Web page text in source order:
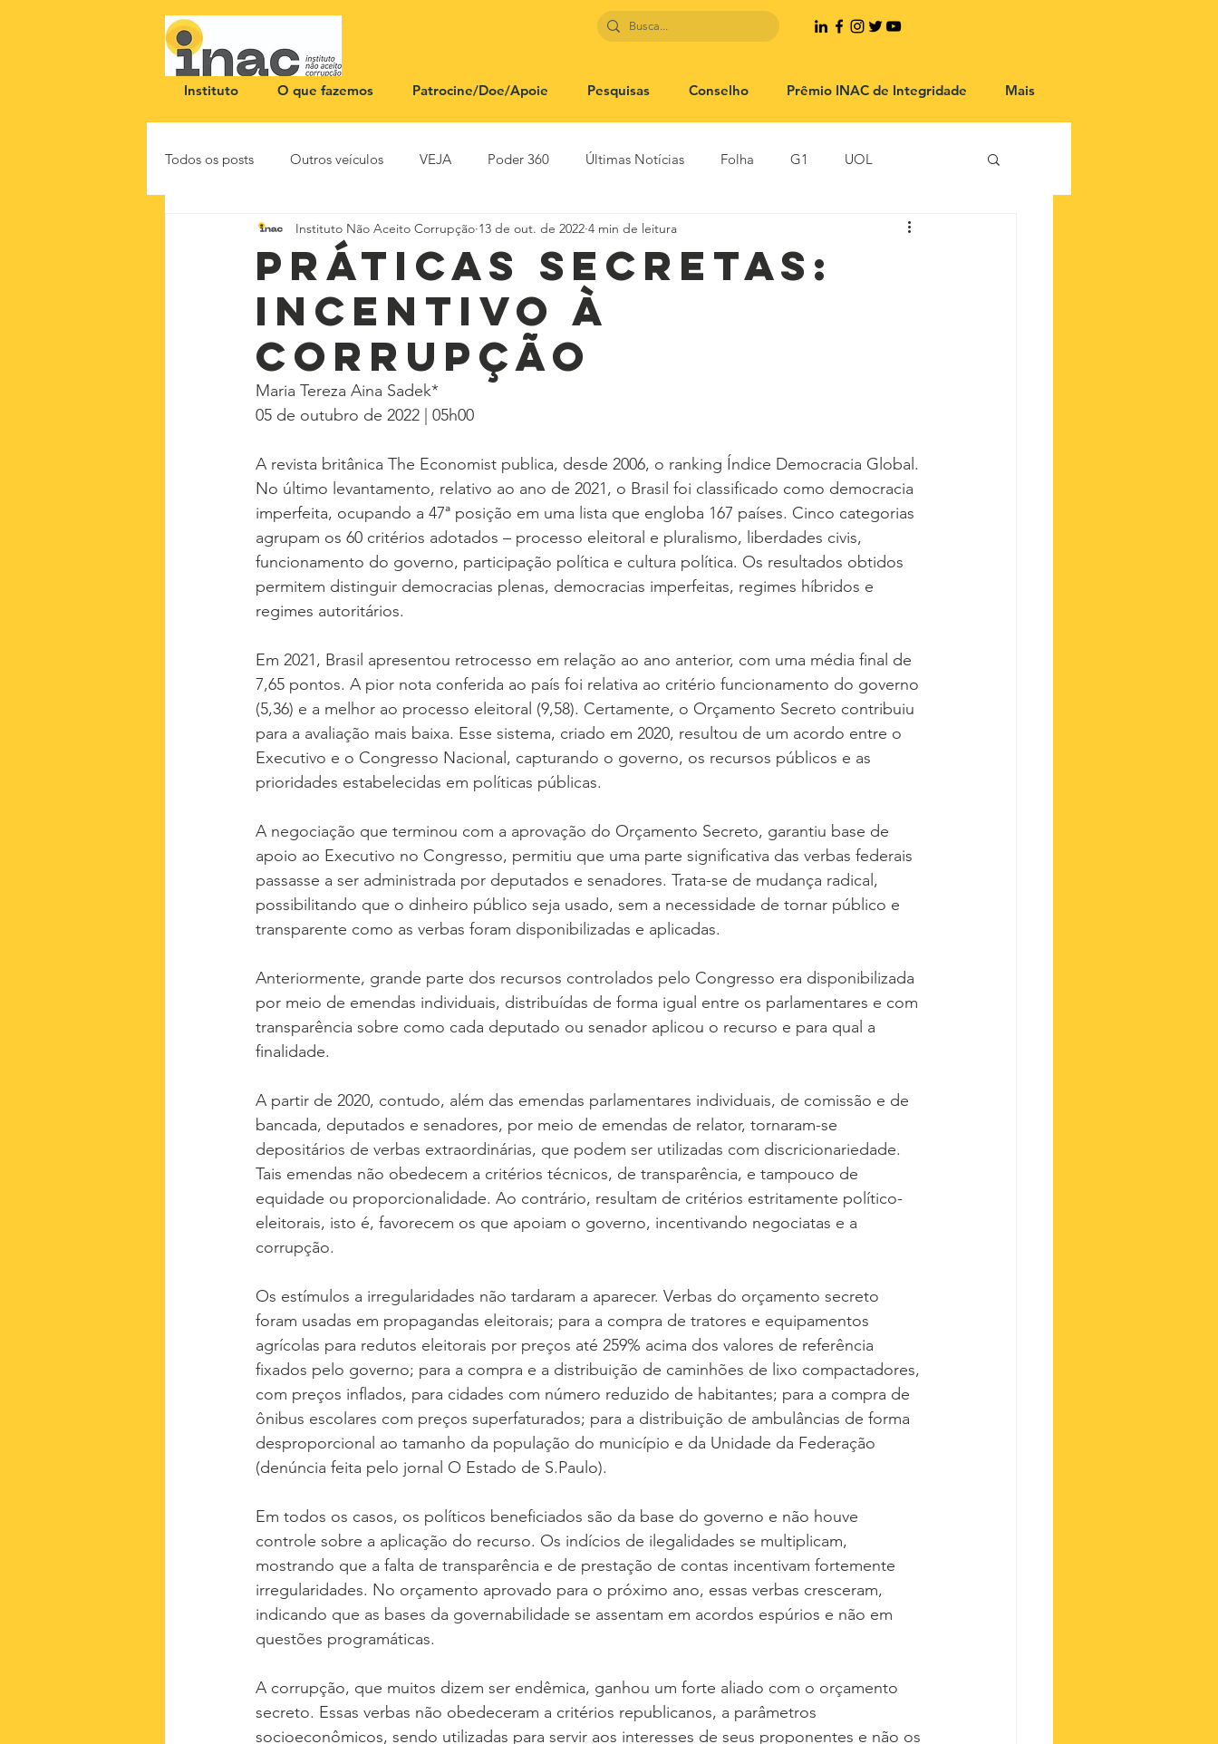
Instituto O que fazemos Patrocine/Doe/Apoie Pesquisas Conselho Prêmio INAC de Integridade Mais
Todos os posts Outros veículos VEJA Poder 360 Últimas Notícias Folha G1 UOL
NOTA PÚBLICA CEID SBT News Rádio Justiça Estadão
Práticas secretas:
incentivo à
corrupção
Instituto Não Aceito Corrupção 13 de out. de 2022 4 min de leitura
Maria Tereza Aina Sadek*
05 de outubro de 2022 | 05h00
A revista britânica The Economist publica, desde 2006, o ranking Índice Democracia Global.
No último levantamento, relativo ao ano de 2021, o Brasil foi classificado como democracia
imperfeita, ocupando a 47ª posição em uma lista que engloba 167 países. Cinco categorias
agrupam os 60 critérios adotados – processo eleitoral e pluralismo, liberdades civis,
funcionamento do governo, participação política e cultura política. Os resultados obtidos
permitem distinguir democracias plenas, democracias imperfeitas, regimes híbridos e
regimes autoritários.
Em 2021, Brasil apresentou retrocesso em relação ao ano anterior, com uma média final de
7,65 pontos. A pior nota conferida ao país foi relativa ao critério funcionamento do governo
(5,36) e a melhor ao processo eleitoral (9,58). Certamente, o Orçamento Secreto contribuiu
para a avaliação mais baixa. Esse sistema, criado em 2020, resultou de um acordo entre o
Executivo e o Congresso Nacional, capturando o governo, os recursos públicos e as
prioridades estabelecidas em políticas públicas.
A negociação que terminou com a aprovação do Orçamento Secreto, garantiu base de
apoio ao Executivo no Congresso, permitiu que uma parte significativa das verbas federais
passasse a ser administrada por deputados e senadores. Trata-se de mudança radical,
possibilitando que o dinheiro público seja usado, sem a necessidade de tornar público e
transparente como as verbas foram disponibilizadas e aplicadas.
Anteriormente, grande parte dos recursos controlados pelo Congresso era disponibilizada
por meio de emendas individuais, distribuídas de forma igual entre os parlamentares e com
transparência sobre como cada deputado ou senador aplicou o recurso e para qual a
finalidade.
A partir de 2020, contudo, além das emendas parlamentares individuais, de comissão e de
bancada, deputados e senadores, por meio de emendas de relator, tornaram-se
depositários de verbas extraordinárias, que podem ser utilizadas com discricionariedade.
Tais emendas não obedecem a critérios técnicos, de transparência, e tampouco de
equidade ou proporcionalidade. Ao contrário, resultam de critérios estritamente político-
eleitorais, isto é, favorecem os que apoiam o governo, incentivando negociatas e a
corrupção.
Os estímulos a irregularidades não tardaram a aparecer. Verbas do orçamento secreto
foram usadas em propagandas eleitorais; para a compra de tratores e equipamentos
agrícolas para redutos eleitorais por preços até 259% acima dos valores de referência
fixados pelo governo; para a compra e a distribuição de caminhões de lixo compactadores,
com preços inflados, para cidades com número reduzido de habitantes; para a compra de
ônibus escolares com preços superfaturados; para a distribuição de ambulâncias de forma
desproporcional ao tamanho da população do município e da Unidade da Federação
(denúncia feita pelo jornal O Estado de S.Paulo).
Em todos os casos, os políticos beneficiados são da base do governo e não houve
controle sobre a aplicação do recurso. Os indícios de ilegalidades se multiplicam,
mostrando que a falta de transparência e de prestação de contas incentivam fortemente
irregularidades. No orçamento aprovado para o próximo ano, essas verbas cresceram,
indicando que as bases da governabilidade se assentam em acordos espúrios e não em
questões programáticas.
A corrupção, que muitos dizem ser endêmica, ganhou um forte aliado com o orçamento
secreto. Essas verbas não obedeceram a critérios republicanos, a parâmetros
socioeconômicos, sendo utilizadas para servir aos interesses de seus proponentes e não os